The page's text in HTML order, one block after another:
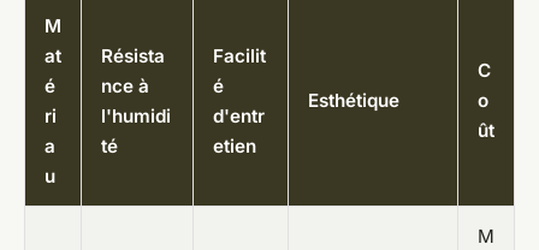
M
at
é
ri
a
u
Résista
nce à
l'humidi
té
Facilit
é
d'entr
etien
Esthétique
C
o
ût
M